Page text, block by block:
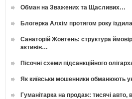
Обман на Зважених та Щасливих…
Блогерка Алхім протягом року
Санаторій Жовтень: структура
активів…
Пісочні схеми підсанкційного
Як київськи мошенники обманюють
Гуманітарка на продаж: тисячі авто,